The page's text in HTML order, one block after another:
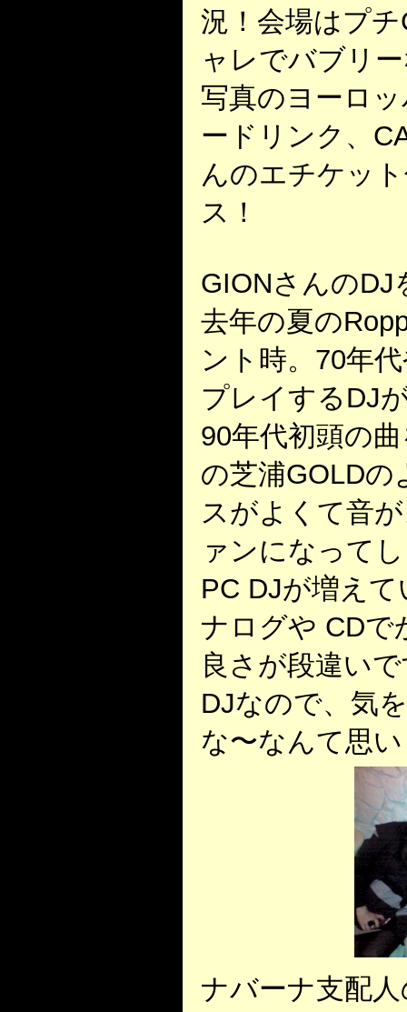
況！会場はプ
ャレでバブリ
写真のヨーロ
ードリンク、
んのエチケッ
ス！
GIONさんのDJ
去年の夏の
ント時。70年
プレイするDJ
90年代初頭の
の芝浦GOLD
スがよくて音
ァンになって
PC DJが増え
ナログや CDで
良さが段違い
DJなので、気
な〜なんて思
ナバーナ支配